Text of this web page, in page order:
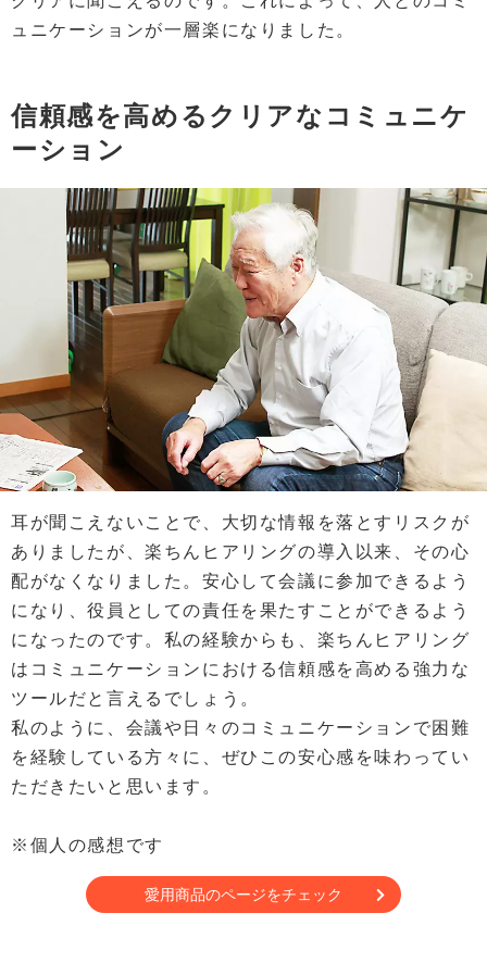
ュニケーションが一層楽になりました。
信頼感を高めるクリアなコミュニケ
ーション
耳が聞こえないことで、大切な情報を落とすリスクが
ありましたが、楽ちんヒアリングの導入以来、その心
配がなくなりました。安心して会議に参加できるよう
になり、役員としての責任を果たすことができるよう
になったのです。私の経験からも、楽ちんヒアリング
はコミュニケーションにおける信頼感を高める強力な
ツールだと言えるでしょう。
私のように、会議や日々のコミュニケーションで困難
を経験している方々に、ぜひこの安心感を味わってい
ただきたいと思います。
※個人の感想です
愛用商品のページをチェック